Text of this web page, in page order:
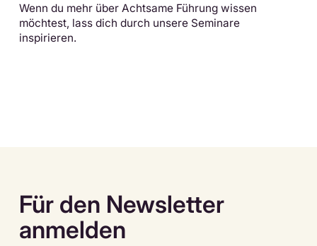
Wenn du mehr über Achtsame Führung wissen
möchtest, lass dich durch unsere Seminare
inspirieren.
Für den Newsletter
anmelden